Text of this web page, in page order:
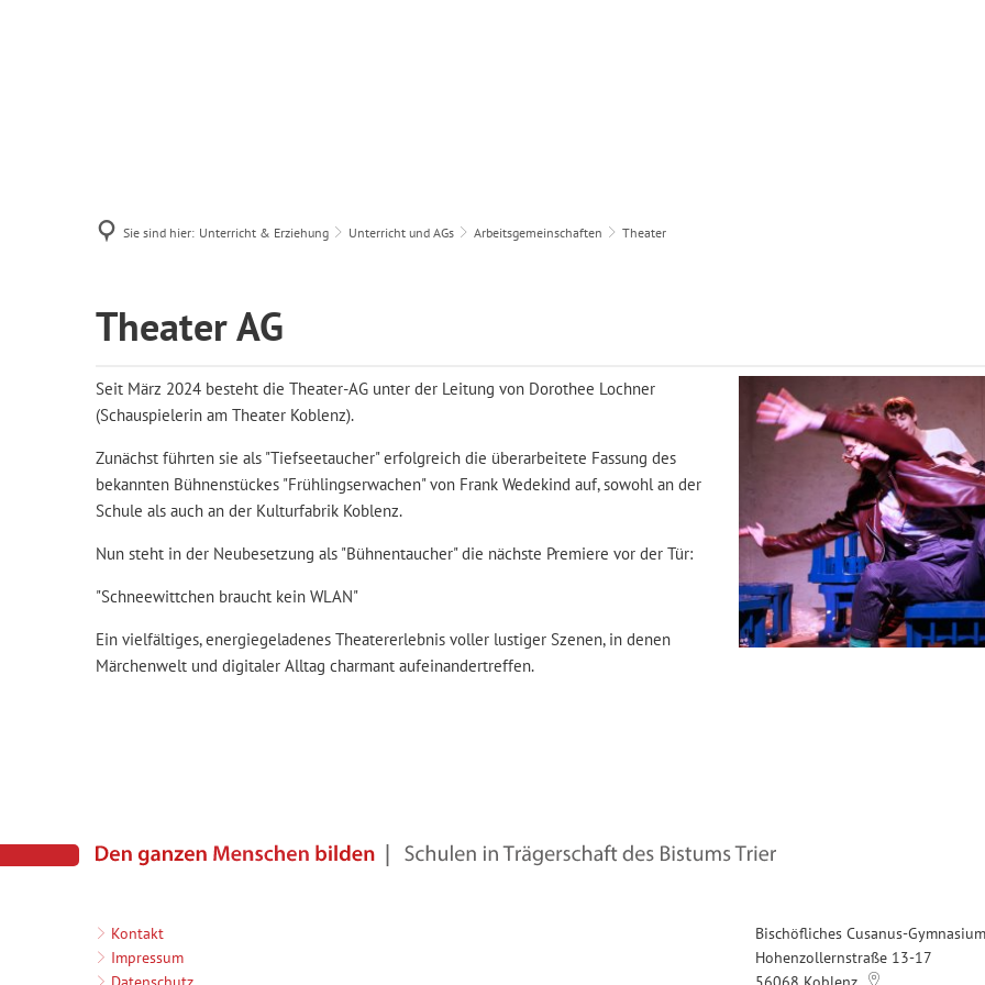
Sie sind hier: Unterricht & Erziehung Unterricht und AGs Arbeitsgemeinschaften Theater
TheaterTheater AG
Seit März 2024 besteht die Theater-AG unter der Leitung von Dorothee Lochner
(Schauspielerin am Theater Koblenz).
Zunächst führten sie als "Tiefseetaucher" erfolgreich die überarbeitete Fassung des
bekannten Bühnenstückes "Frühlingserwachen" von Frank Wedekind auf, sowohl an der
Schule als auch an der Kulturfabrik Koblenz.
Nun steht in der Neubesetzung als "Bühnentaucher" die nächste Premiere vor der Tür:
"Schneewittchen braucht kein WLAN"
Ein vielfältiges, energiegeladenes Theatererlebnis voller lustiger Szenen, in denen
Märchenwelt und digitaler Alltag charmant aufeinandertreffen.
Kontakt
Impressum
Bischöfliches Cusanus-Gymnasium
Hohenzollernstraße 13-17